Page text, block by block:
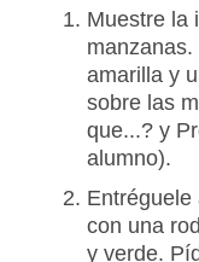
Muestre la
amarilla y
sobre las
que...? y
alumno).
Entréguele
con una
y verde.